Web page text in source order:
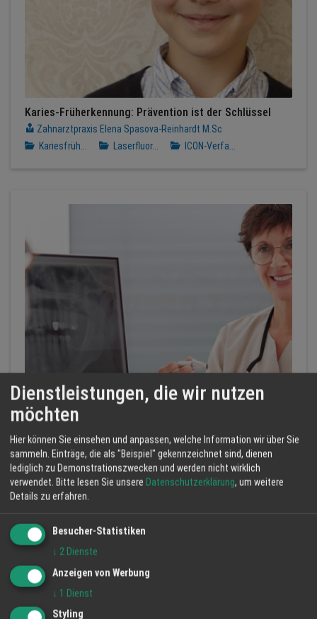
Karies-Früherkennung: Prävention ist der Schlüssel
Zahnarztpraxis Elena Spasova-Reinhardt M.Sc
Kariesfrüh...
Laserfluor... ICON-Verfa...
zurückgewinnen
Zahnarztpraxis Elena Spasova-Reinhardt M.Sc
Implantolo...
Zahnimplan... MIMI-Impla...
Dienstleistungen, die wir nutzen
möchten
Hier können Sie einsehen und anpassen, welche Information wir über Sie
sammeln. Einträge, die als "Beispiel" gekennzeichnet sind, dienen
lediglich zu Demonstrationszwecken und werden nicht wirklich
verwendet. Bitte lesen Sie unsere Datenschutzerklärung, um weitere
Details zu erfahren.
Besucher-Statistiken
↓ 2 Dienste
Anzeigen von Werbung
↓ 1 Dienst
Styling